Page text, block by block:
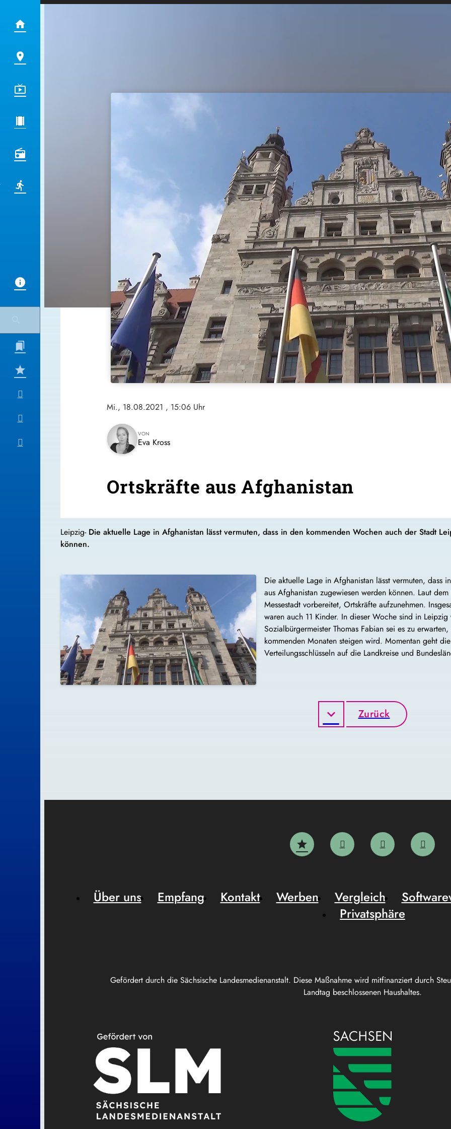
Mi., 18.08.2021 , 15:06 Uhr
VON
Eva Kross
Ortskräfte aus Afghanistan
Leipzig- Die aktuelle Lage in Afghanistan lässt vermuten, dass in den kommenden Wochen auch der Stadt
können.
Die aktuelle Lage in Afghanistan lässt vermuten,
aus Afghanistan zugewiesen werden können. Laut
Messestadt vorbereitet, Ortskräfte aufzunehmen.
waren auch 11 Kinder. In dieser Woche sind in
Sozialbürgermeister Thomas Fabian sei es zu
kommenden Monaten steigen wird. Momentan geht
Verteilungsschlüsseln auf die Landkreise und
Zurück
Gefördert durch die Sächsische Landesmedienanstalt. Diese Maßnahme wird mitfinanziert durch
Landtag beschlossenen Haushaltes.
Über uns Empfang Kontakt Werben Vergleich
Privatsphäre